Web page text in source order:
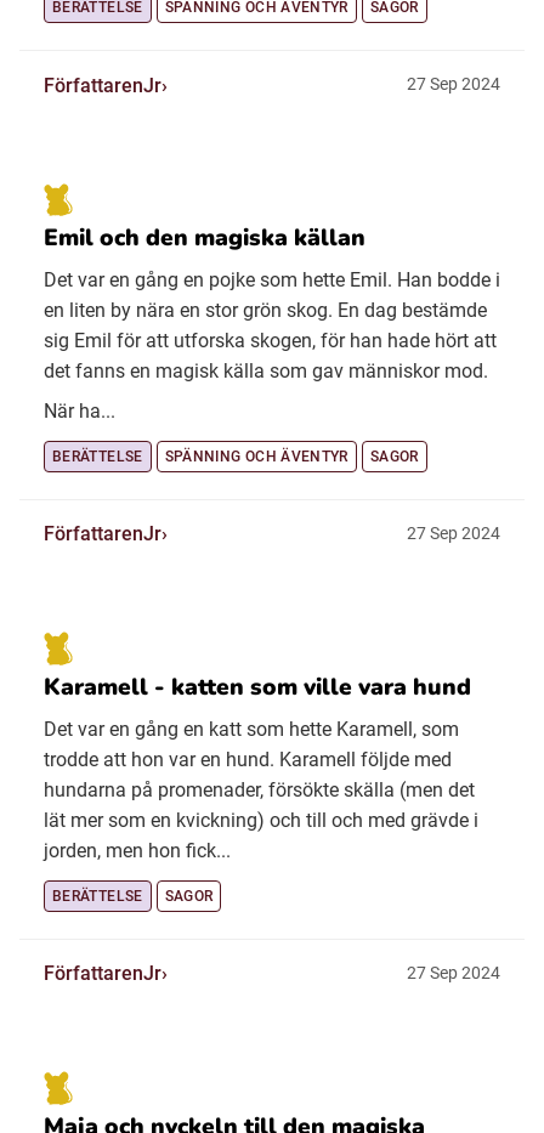
BERÄTTELSE SPÄNNING OCH ÄVENTYR SAGOR
FörfattarenJr 27 Sep 2024
Emil och den magiska källan
Det var en gång en pojke som hette Emil. Han bodde i
en liten by nära en stor grön skog. En dag bestämde
sig Emil för att utforska skogen, för han hade hört att
det fanns en magisk källa som gav människor mod.
När ha...
BERÄTTELSE SPÄNNING OCH ÄVENTYR SAGOR
FörfattarenJr 27 Sep 2024
Karamell - katten som ville vara hund
Det var en gång en katt som hette Karamell, som
trodde att hon var en hund. Karamell följde med
hundarna på promenader, försökte skälla (men det
lät mer som en kvickning) och till och med grävde i
jorden, men hon fick...
BERÄTTELSE SAGOR
FörfattarenJr 27 Sep 2024
Maja och nyckeln till den magiska